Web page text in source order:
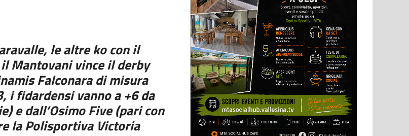
le altre ko con il
Mantovani vince il derby
Falconara di misura
i fidardensi vanno a +6 da
e dall’Osimo Five (pari con
la Polisportiva Victoria